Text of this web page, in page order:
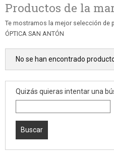
Productos de la
Te mostramos la mejor selección de
ÓPTICA SAN ANTÓN
No se han encontrado
Quizás quieras intentar una